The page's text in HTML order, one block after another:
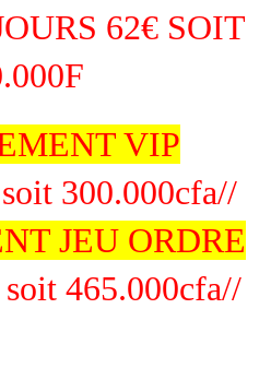
62€ SOIT
VIP
300.000cfa//
JEU ORDRE
465.000cfa//